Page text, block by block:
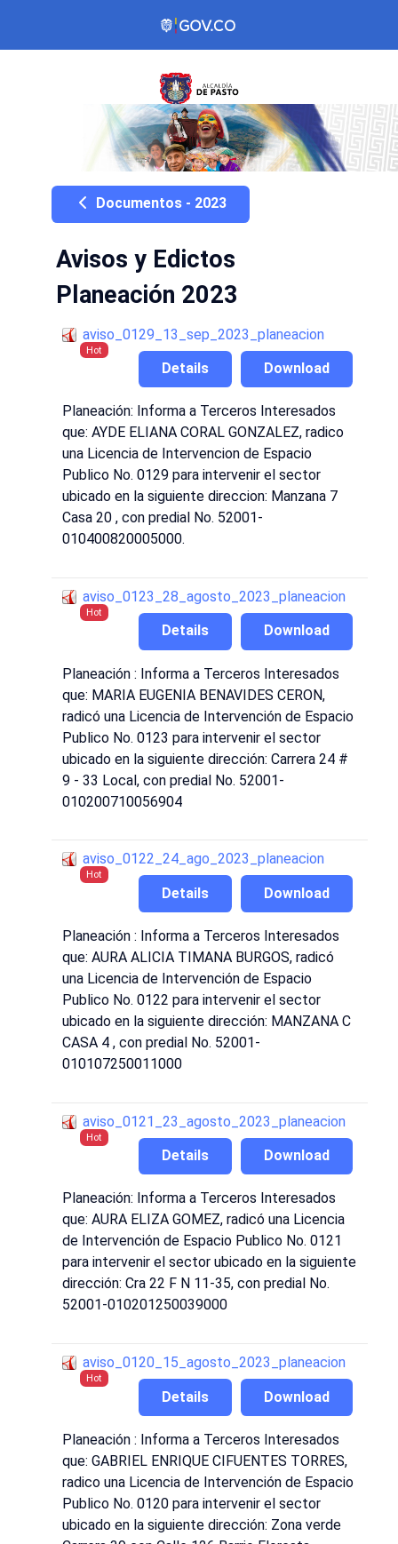
Documentos - 2023
Avisos y Edictos
Planeación 2023
aviso_0129_13_sep_2023_planeacion
Hot
Download
Details
Planeación: Informa a Terceros Interesados
que: AYDE ELIANA CORAL GONZALEZ, radico
una Licencia de Intervencion de Espacio
Publico No. 0129 para intervenir el sector
ubicado en la siguiente direccion: Manzana 7
Casa 20 , con predial No. 52001-
010400820005000.
aviso_0123_28_agosto_2023_planeacion
Hot
Download
Details
Planeación : Informa a Terceros Interesados
que: MARIA EUGENIA BENAVIDES CERON,
radicó una Licencia de Intervención de Espacio
Publico No. 0123 para intervenir el sector
ubicado en la siguiente dirección: Carrera 24 #
9 - 33 Local, con predial No. 52001-
010200710056904
aviso_0122_24_ago_2023_planeacion
Hot
Download
Details
Planeación : Informa a Terceros Interesados
que: AURA ALICIA TIMANA BURGOS, radicó
una Licencia de Intervención de Espacio
Publico No. 0122 para intervenir el sector
ubicado en la siguiente dirección: MANZANA C
CASA 4 , con predial No. 52001-
010107250011000
aviso_0121_23_agosto_2023_planeacion
Hot
Download
Details
Planeación: Informa a Terceros Interesados
que: AURA ELIZA GOMEZ, radicó una Licencia
de Intervención de Espacio Publico No. 0121
para intervenir el sector ubicado en la siguiente
dirección: Cra 22 F N 11-35, con predial No.
52001-010201250039000
aviso_0120_15_agosto_2023_planeacion
Hot
Download
Details
Planeación : Informa a Terceros Interesados
que: GABRIEL ENRIQUE CIFUENTES TORRES,
radico una Licencia de Intervención de Espacio
Publico No. 0120 para intervenir el sector
ubicado en la siguiente dirección: Zona verde